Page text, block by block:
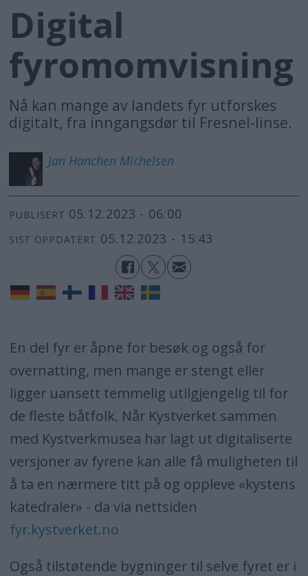
Digital
fyromomvisning
Nå kan mange av landets fyr utforskes
digitalt, fra inngangsdør til Fresnel-linse.
Jan Hanchen Michelsen
PUBLISERT 05.12.2023 - 06:00
SIST OPPDATERT 05.12.2023 - 15:43
En del fyr er åpne for besøk og også for
overnatting, men mange er stengt eller
ligger uansett temmelig utilgjengelig til for
de fleste båtfolk. Når Kystverket sammen
med Kystverkmusea har lagt ut digitaliserte
versjoner av fyrene kan alle få muligheten til
å ta en nærmere titt på og oppleve «kystens
katedraler» - da via nettsiden
fyr.kystverket.no
Også tilstøtende bygninger til selve fyret er i